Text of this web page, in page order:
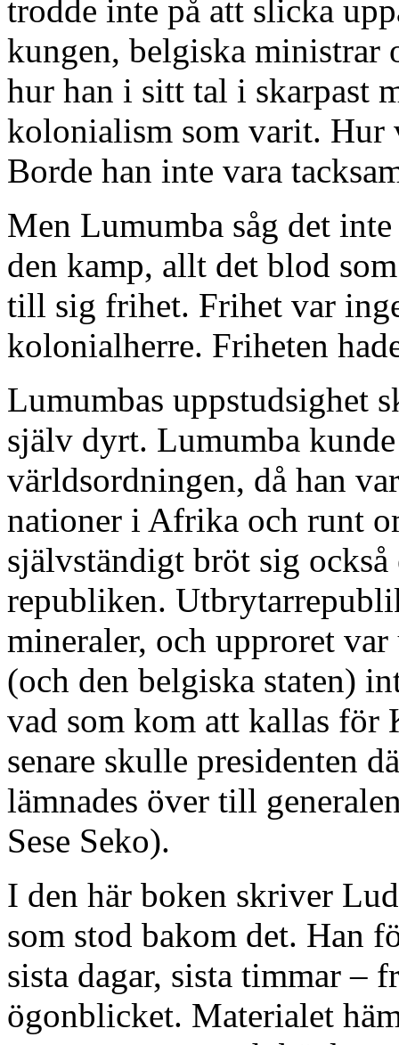
trodde inte på att slicka
kungen, belgiska ministrar
hur han i sitt tal i skarpast
kolonialism som varit. Hur
Borde han inte vara
Men Lumumba såg det
den kamp, allt det blod
till sig frihet. Frihet var
kolonialherre. Friheten
Lumumbas uppstudsighet
själv dyrt. Lumumba
världsordningen, då han
nationer i Afrika och runt
självständigt bröt sig
republiken.
mineraler, och upproret
(och den belgiska staten)
vad som kom att kallas för
senare skulle presidenten
lämnades över till
Sese Seko).
I den här boken skriver
som stod bakom det. Han
sista dagar, sista timmar –
ögonblicket. Materialet